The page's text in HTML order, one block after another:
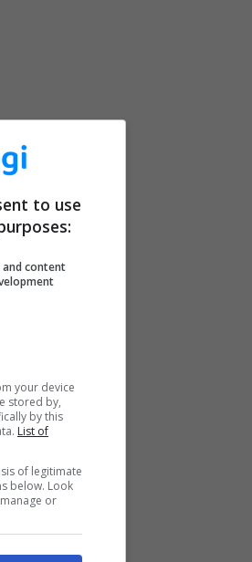
e
ed
to use
and content
your device
stored by,
by this
List of
of legitimate
below. Look
or